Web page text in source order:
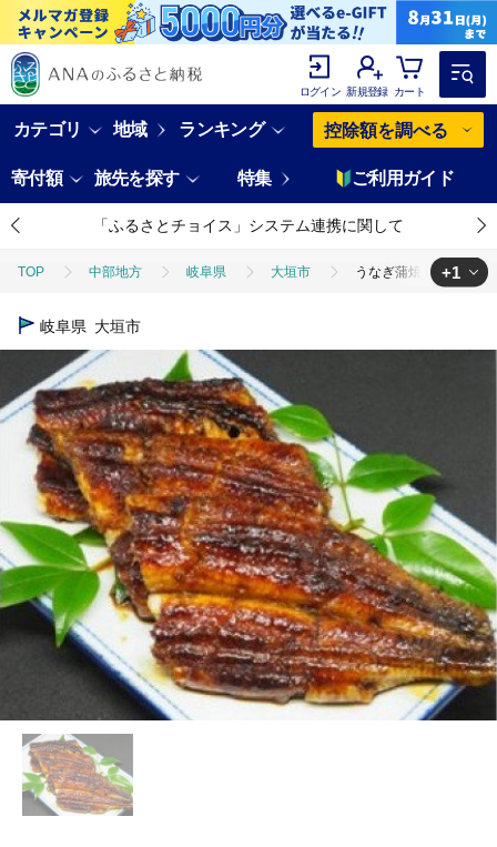
ログイン 新規登録 カート
カテゴリ 地域 ランキング 控除額を調べる
寄付額 旅先を探す 特集 ご利用ガイド
「ふるさとチョイス」システム連携に関して
TOP 中部地方 岐阜県 大垣市 うなぎ蒲焼
TOP
+1
岐阜県 大垣市